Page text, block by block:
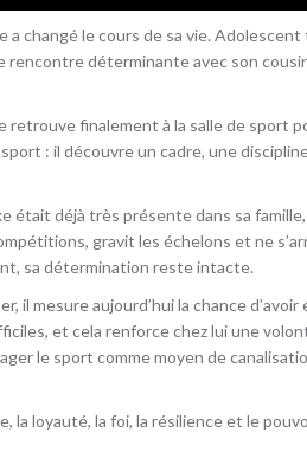
a changé le cours de sa vie.
rencontre déterminante avec son
retrouve finalement à la salle de sport
: il découvre un cadre, une
était déjà très présente dans sa
gravit les échelons et ne
sa détermination reste intacte.
il mesure aujourd’hui la chance
et cela renforce chez lui une
le sport comme moyen de
la loyauté, la foi, la résilience et le